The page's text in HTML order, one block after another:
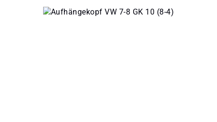
Bildergalerie überspringen